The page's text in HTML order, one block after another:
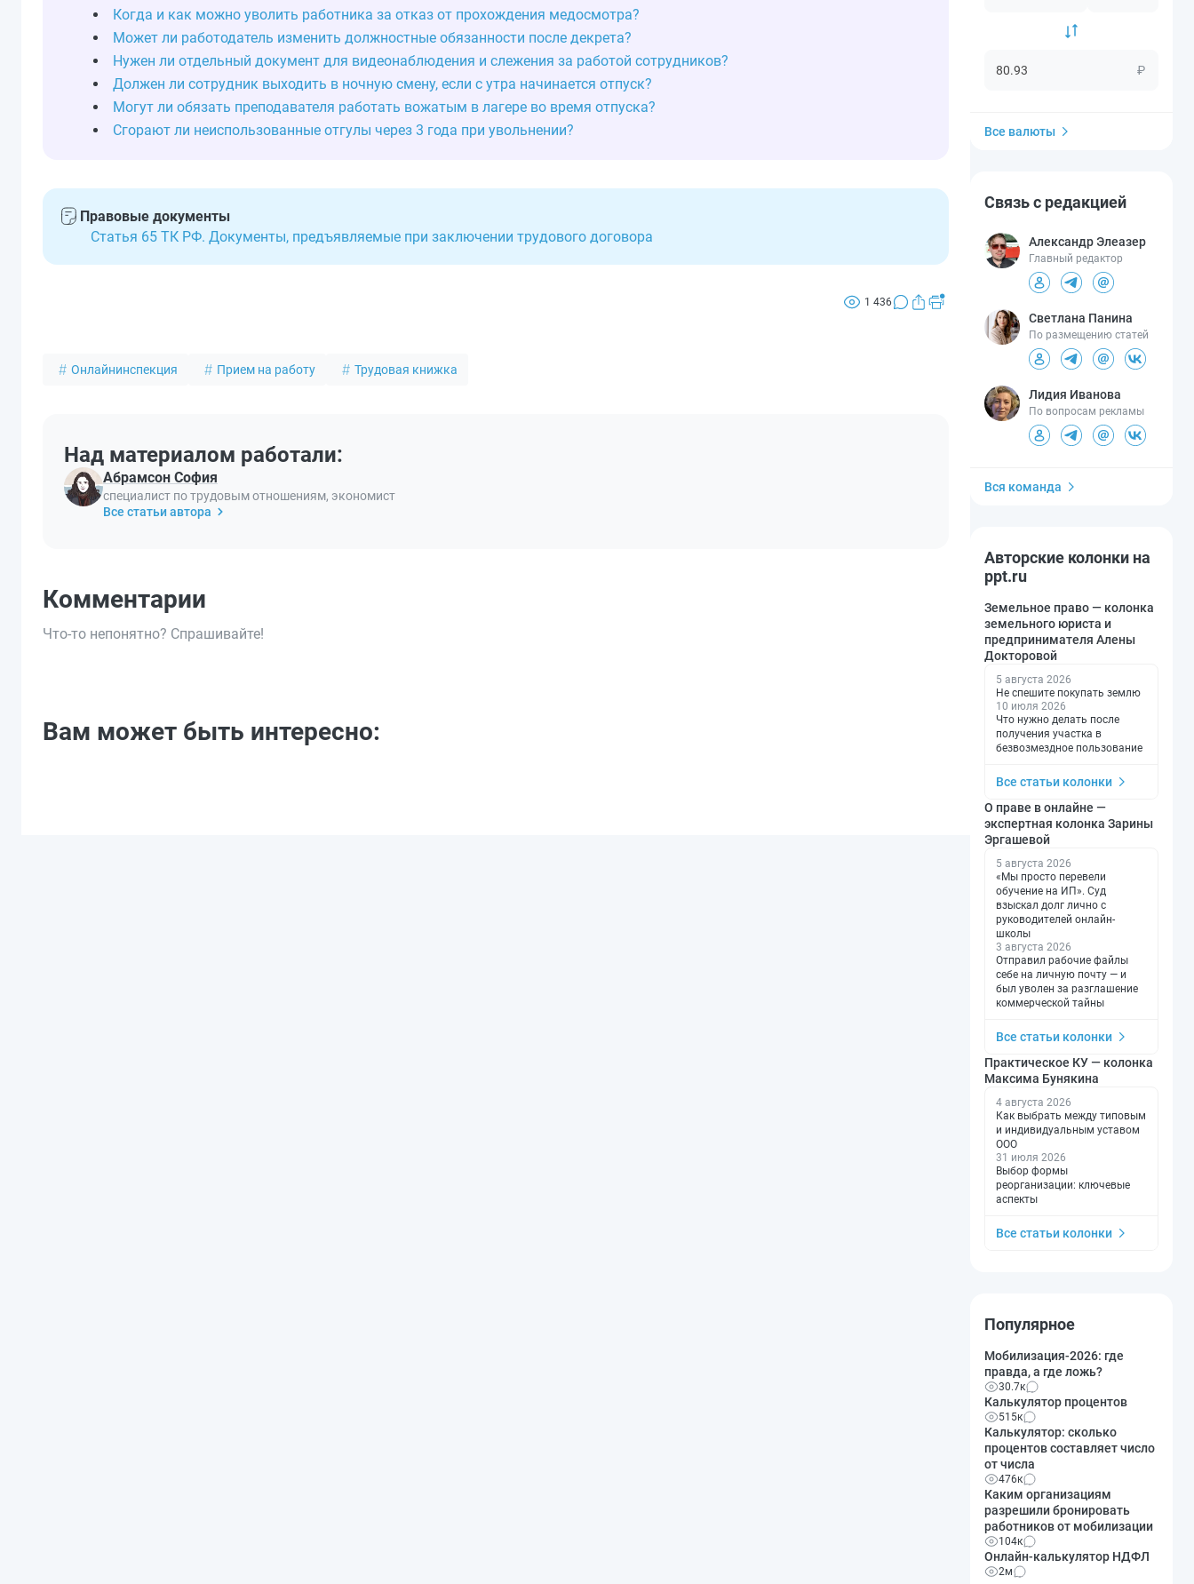
Когда и как можно уволить работника за отказ от прохождения медосмотра?
Может ли работодатель изменить должностные обязанности после декрета?
Нужен ли отдельный документ для видеонаблюдения и слежения за работой сотрудников?
Должен ли сотрудник выходить в ночную смену, если с утра начинается отпуск?
Могут ли обязать преподавателя работать вожатым в лагере во время отпуска?
Сгорают ли неиспользованные отгулы через 3 года при увольнении?
Правовые документы
Статья 65 ТК РФ. Документы, предъявляемые при заключении трудового договора
1 436
Онлайнинспекция Прием на работу Трудовая книжка
Над материалом работали:
Абрамсон София
специалист по трудовым отношениям, экономист
Все статьи автора
Комментарии
Что-то непонятно? Спрашивайте!
Вам может быть интересно:
₽
Все валюты
Связь с редакцией
Александр Элеазер
Главный редактор
Светлана Панина
По размещению статей
Лидия Иванова
По вопросам рекламы
Вся команда
Авторские колонки на
ppt.ru
Земельное право — колонка
земельного юриста и
предпринимателя Алены
Докторовой
5 августа 2026
Не спешите покупать землю
10 июля 2026
Что нужно делать после
получения участка в
безвозмездное пользование
Все статьи колонки
О праве в онлайне —
экспертная колонка Зарины
Эргашевой
5 августа 2026
«Мы просто перевели
обучение на ИП». Суд
взыскал долг лично с
руководителей онлайн-
школы
3 августа 2026
Отправил рабочие файлы
себе на личную почту — и
был уволен за разглашение
коммерческой тайны
Все статьи колонки
Практическое КУ — колонка
Максима Бунякина
4 августа 2026
Как выбрать между типовым
и индивидуальным уставом
ООО
31 июля 2026
Выбор формы
реорганизации: ключевые
аспекты
Все статьи колонки
Популярное
Мобилизация-2026: где
правда, а где ложь?
30.7к
Калькулятор процентов
515к
Калькулятор: сколько
процентов составляет число
от числа
476к
Каким организациям
разрешили бронировать
работников от мобилизации
104к
Онлайн-калькулятор НДФЛ
2м